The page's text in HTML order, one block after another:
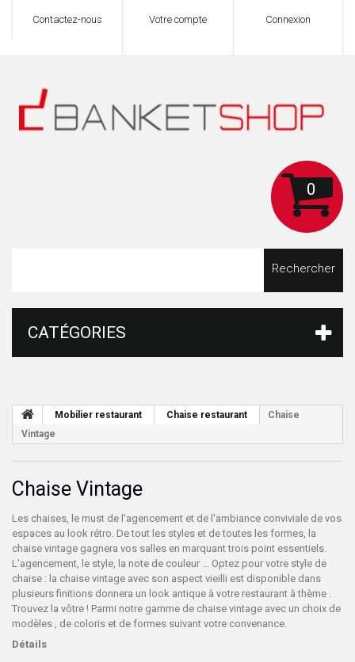
Connexion
Votre compte
Contactez-nous
0
Rechercher
CATÉGORIES
Mobilier restaurant Chaise restaurant
Chaise
Vintage
Chaise Vintage
Les chaises, le must de l'agencement et de l'ambiance conviviale de vos
espaces au look rétro. De tout les styles et de toutes les formes, la
chaise vintage gagnera vos salles en marquant trois point essentiels.
L'agencement, le style, la note de couleur ... Optez pour votre style de
chaise : la chaise vintage avec son aspect vieilli est disponible dans
plusieurs finitions donnera un look antique à votre restaurant à thème .
Trouvez la vôtre ! Parmi notre gamme de chaise vintage avec un choix de
modèles , de coloris et de formes suivant votre convenance.
Détails